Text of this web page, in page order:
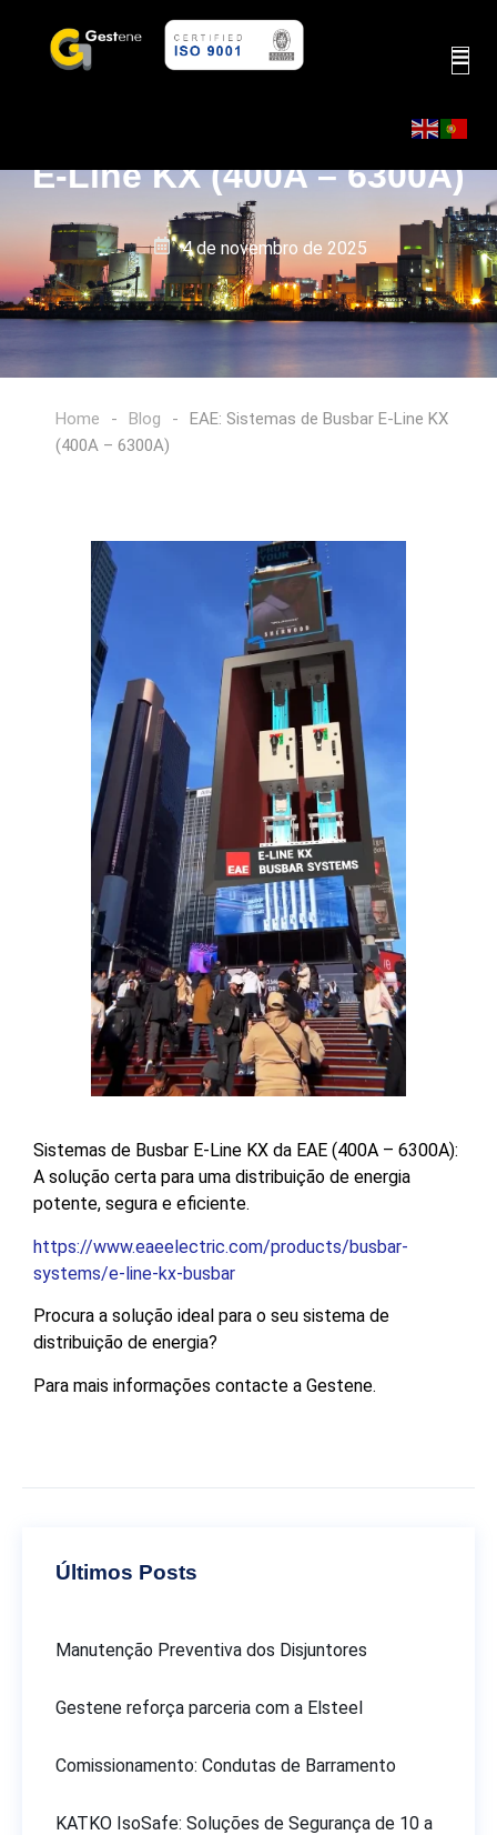
EAE: Sistemas de Busbar
E-Line KX (400A – 6300A)
4 de novembro de 2025
Home - Blog -
EAE: Sistemas de Busbar E-Line KX
(400A – 6300A)
Sistemas de Busbar E-Line KX da EAE (400A – 6300A):
A solução certa para uma distribuição de energia
potente, segura e eficiente.
https://www.eaeelectric.com/products/busbar-
systems/e-line-kx-busbar
Procura a solução ideal para o seu sistema de
distribuição de energia?
Para mais informações contacte a Gestene.
Últimos Posts
Manutenção Preventiva dos Disjuntores
Gestene reforça parceria com a Elsteel
Comissionamento: Condutas de Barramento
KATKO IsoSafe: Soluções de Segurança de 10 a